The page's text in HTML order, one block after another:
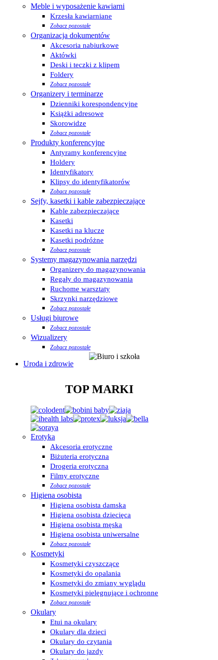
Meble i wyposażenie kawiarni
Krzesła kawiarniane
Zobacz pozostałe
Organizacja dokumentów
Akcesoria nabiurkowe
Aktówki
Deski i teczki z klipem
Foldery
Zobacz pozostałe
Organizery i terminarze
Dzienniki korespondencyjne
Książki adresowe
Skorowidze
Zobacz pozostałe
Produkty konferencyjne
Antyramy konferencyjne
Holdery
Identyfikatory
Klipsy do identyfikatorów
Zobacz pozostałe
Sejfy, kasetki i kable zabezpieczające
Kable zabezpieczające
Kasetki
Kasetki na klucze
Kasetki podróżne
Zobacz pozostałe
Systemy magazynowania narzędzi
Organizery do magazynowania
Regały do magazynowania
Ruchome warsztaty
Skrzynki narzędziowe
Zobacz pozostałe
Usługi biurowe
Zobacz pozostałe
Wizualizery
Zobacz pozostałe
Uroda i zdrowie
TOP MARKI
Erotyka
Akcesoria erotyczne
Biżuteria erotyczna
Drogeria erotyczna
Filmy erotyczne
Zobacz pozostałe
Higiena osobista
Higiena osobista damska
Higiena osobista dziecięca
Higiena osobista męska
Higiena osobista uniwersalne
Zobacz pozostałe
Kosmetyki
Kosmetyki czyszczące
Kosmetyki do opalania
Kosmetyki do zmiany wyglądu
Kosmetyki pielęgnujące i ochronne
Zobacz pozostałe
Okulary
Etui na okulary
Okulary dla dzieci
Okulary do czytania
Okulary do jazdy